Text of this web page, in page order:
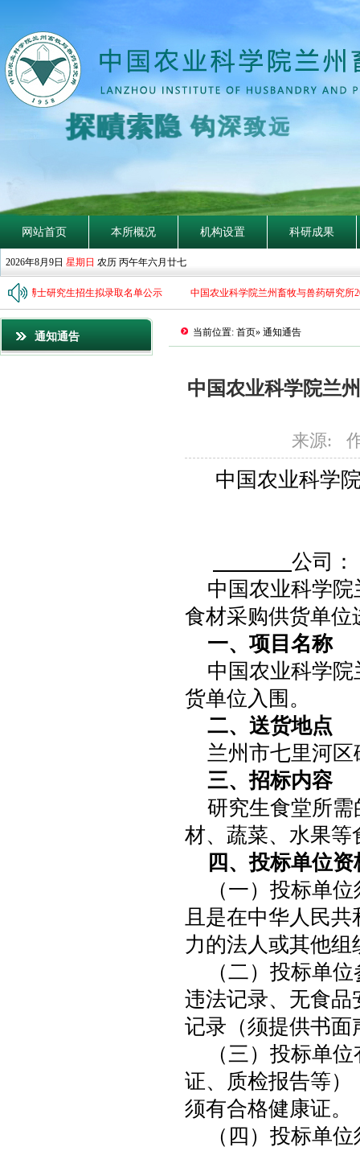
探賾索隐钩深致
网站首页 本所概况 机构设置 科研成果
2026年8月9日 星期日 农历 丙午年六月廿七
年博士研究生招生拟录取名单公示 中国农业科学院兰州畜牧与兽药研究所
通知通告 当前位置: 首页» 通知通告
中国农业科学院兰
来源:
中国农业科学
公司：
中国农业科学
食材采购供货单位
一、项目名称
中国农业科学
货单位入围。
二、送货地点
兰州市七里河
三、招标内容
研究生食堂所
材、蔬菜、水果等
四、投标单位
（一）投标单
且是在中华人民
力的法人或其他组
（二）投标单
违法记录、无食品
记录（须提供书面
（三）投标单
证、质检报告等）
须有合格健康证。
（四）投标单